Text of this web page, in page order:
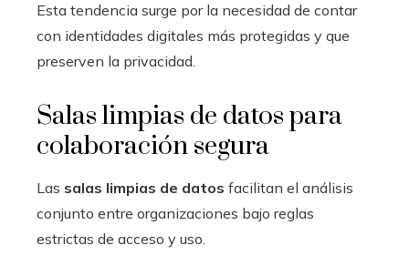
Esta tendencia surge por la necesidad de contar
con identidades digitales más protegidas y que
preserven la privacidad.
Salas limpias de datos para
colaboración segura
Las salas limpias de datos facilitan el análisis
conjunto entre organizaciones bajo reglas
estrictas de acceso y uso.